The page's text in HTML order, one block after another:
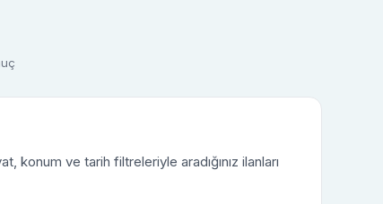
konum ve tarih filtreleriyle aradığınız ilanları